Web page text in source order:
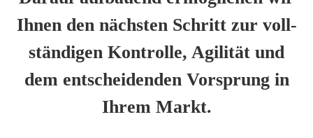
Ihnen den nächs­ten Schritt zur voll­
stän­di­gen Kon­trol­le, Agi­li­tät und
dem ent­schei­den­den Vor­sprung in
Ihrem Markt.